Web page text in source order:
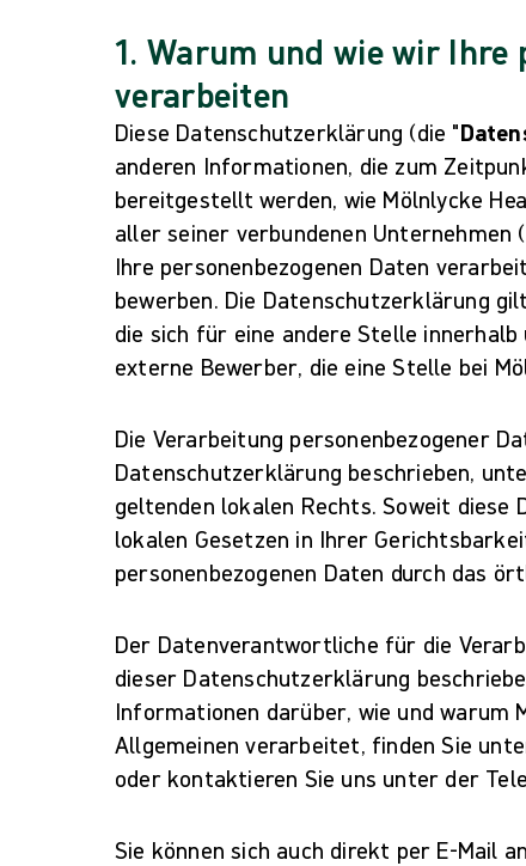
1. Warum und wie wir Ihre
verarbeiten
Diese Datenschutzerklärung (die "
anderen Informationen, die zum
bereitgestellt werden, wie Mölnlycke
aller seiner verbundenen Unternehmen
Ihre personenbezogenen Daten
bewerben. Die Datenschutzerklärung
die sich für eine andere Stelle
externe Bewerber, die eine Stelle bei
Die Verarbeitung personenbezogener
Datenschutzerklärung beschrieben,
geltenden lokalen Rechts. Soweit
lokalen Gesetzen in Ihrer
personenbezogenen Daten durch das
Der Datenverantwortliche für die
dieser Datenschutzerklärung
Informationen darüber, wie und warum
Allgemeinen verarbeitet, finden Sie
oder kontaktieren Sie uns unter der
Sie können sich auch direkt per E-Mail